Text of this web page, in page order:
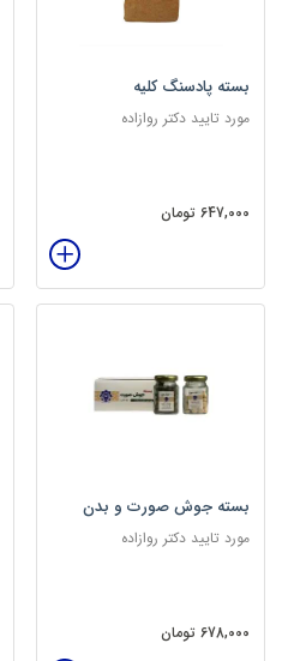
بسته پادسنگ کلیه
مورد تایید دکتر روازاده
647,000 تومان
بسته جوش صورت و بدن
مورد تایید دکتر روازاده
678,000 تومان